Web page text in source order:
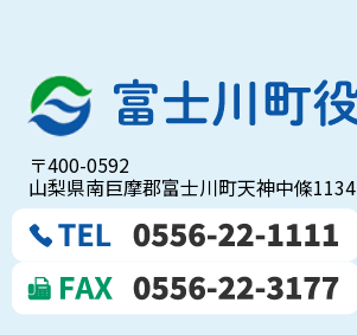
〒400-0592
山梨県南巨摩郡富士川町天神中條1134